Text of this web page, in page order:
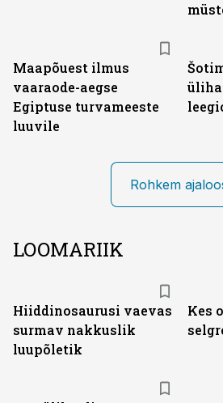
Maapõuest ilmus
vaaraode-aegse
Egiptuse turvameeste
luuvile
Rohkem
LOOMARIIK
Hiiddinosaurusi vaevas
surmav nakkuslik
luupõletik
Kes